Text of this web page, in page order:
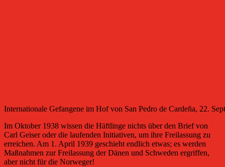
Internationale Gefangene im Hof von San Pedro de Cardeña, 22.
Im Oktober 1938 wissen die Häftlinge nichts über den Brief von
Carl Geiser oder die laufenden Initiativen, um ihre Freilassung zu
erreichen. Am 1. April 1939 geschieht endlich etwas; es werden
Maßnahmen zur Freilassung der Dänen und Schweden ergriffen,
aber nicht für die Norweger!